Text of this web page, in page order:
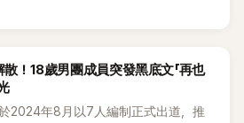
！18歲男團成員突發黑底文「再也
2024年8月以7人編制正式出道，推